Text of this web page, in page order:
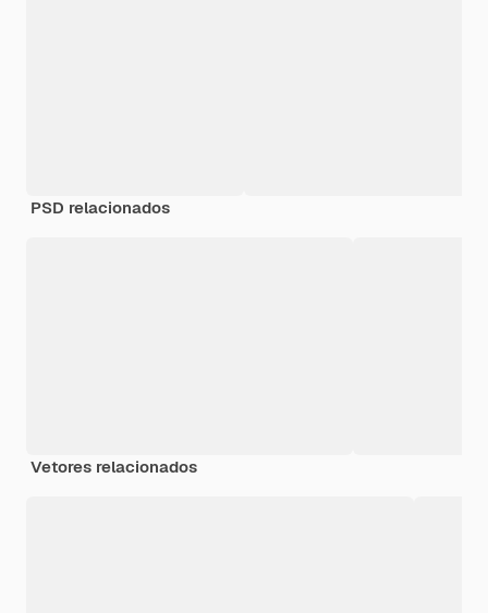
PSD relacionados
Vetores relacionados